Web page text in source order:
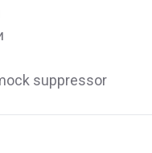
suppressor